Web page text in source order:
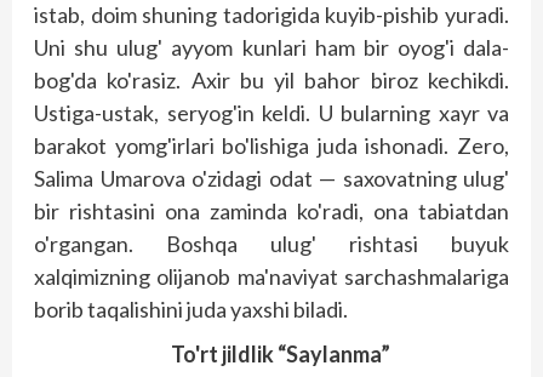
istab, doim shuning tadorigida kuyib-pishib yuradi.
Uni shu ulug' ayyom kunlari ham bir oyog'i dala-
bog'da ko'rasiz. Axir bu yil bahor biroz kechikdi.
Ustiga-ustak, seryog'in keldi. U bularning xayr va
barakot yomg'irlari bo'lishiga juda ishonadi. Zero,
Salima Umarova o'zidagi odat — saxovatning ulug'
bir rishtasini ona zaminda ko'radi, ona tabiatdan
o'rgangan. Boshqa ulug' rishtasi buyuk
xalqimizning olijanob ma'naviyat sarchashmalariga
borib taqalishini juda yaxshi biladi.
To'rt jildlik “Saylanma”